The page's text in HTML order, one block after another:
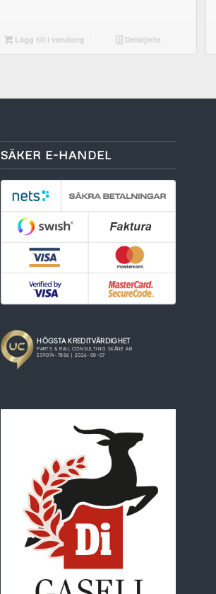
Lägg till i varukorg Detaljinfo
SÄKER E-HANDEL